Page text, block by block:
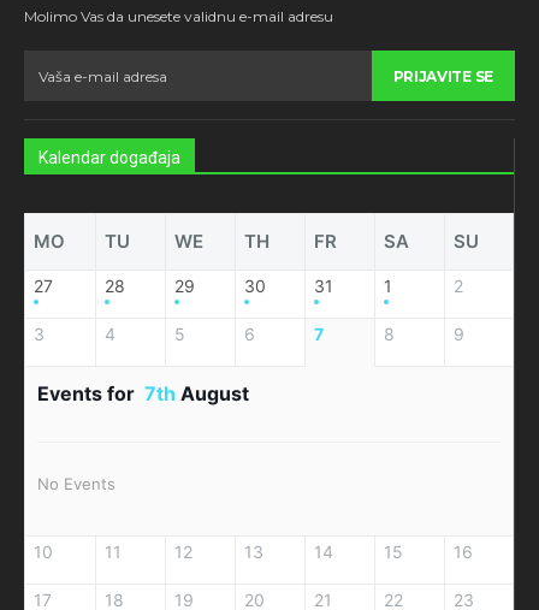
Molimo Vas da unesete validnu e-mail adresu
PRIJAVITE SE
Kalendar događaja
MO TU WE TH FR SA SU
27 28 29 30 31 1 2
3 4 5 6 7 8 9
Events for 7th August
No Events
10 11 12 13 14 15 16
17 18 19 20 21 22 23